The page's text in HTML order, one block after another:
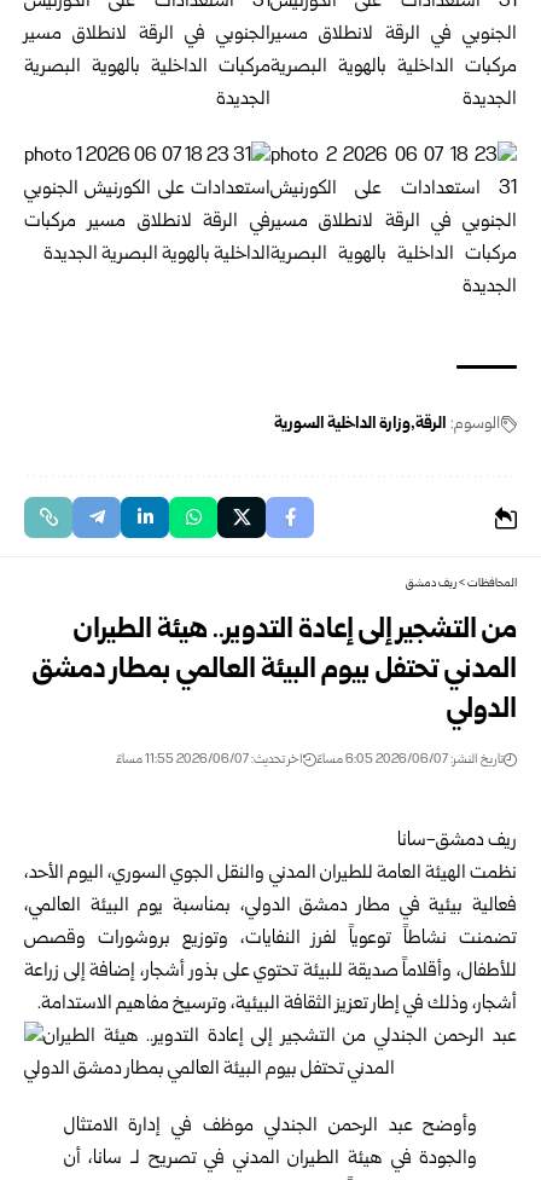
الوسوم: الرقة وزارة الداخلية السورية
المحافظات>ريف دمشق
من التشجير إلى إعادة التدوير.. هيئة الطيران
المدني تحتفل بيوم البيئة العالمي بمطار دمشق
الدولي
تاريخ النشر: 2026/06/07 6:05 مساءً اخر تحديث: 2026/06/07 11:55 مساءً
ريف دمشق-سانا
نظمتالهيئة العامة للطيران المدني والنقل الجوي السوري، اليوم الأحد،
فعالية بيئية في مطار دمشق الدولي، بمناسبة يوم البيئة العالمي،
تضمنت نشاطاً توعوياً لفرز النفايات، وتوزيع بروشورات وقصص
للأطفال، وأقلاماً صديقة للبيئة تحتوي على بذور أشجار، إضافة إلى زراعة
أشجار، وذلك في إطار تعزيز الثقافة البيئية، وترسيخ مفاهيم الاستدامة.
وأوضح عبد الرحمن الجندلي موظف في إدارة الامتثال
والجودة في هيئة الطيران المدني في تصريح لـ سانا، أن